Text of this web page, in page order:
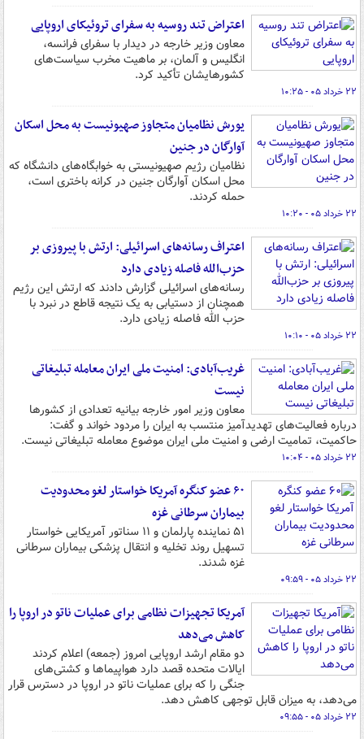
اعتراض تند روسیه به سفرای تروئیکای اروپایی
معاون وزیر خارجه در دیدار با سفرای فرانسه،
انگلیس و آلمان، بر ماهیت مخرب سیاست‌های
کشورهایشان تأکید کرد.
۲۲ خرداد ۰۵ - ۱۰:۲۵
یورش نظامیان متجاوز صهیونیست به محل اسکان
آوارگان در جنین
نظامیان رژیم صهیونیستی به خوابگاه‌های دانشگاه که
محل اسکان آوارگان جنین در کرانه باختری است،
حمله کردند.
۲۲ خرداد ۰۵ - ۱۰:۲۰
اعتراف رسانه‌های اسرائیلی: ارتش با پیروزی بر
حزب‌الله فاصله زیادی دارد
رسانه‌های اسرائیلی گزارش دادند که ارتش این رژیم
همچنان از دستیابی به یک نتیجه قاطع در نبرد با
حزب الله فاصله زیادی دارد.
۲۲ خرداد ۰۵ - ۱۰:۱۰
غریب‌آبادی: امنیت ملی ایران معامله تبلیغاتی
نیست
معاون وزیر امور خارجه بیانیه تعدادی از کشورها
درباره فعالیت‌های تهدیدآمیز منتسب به ایران را مردود خواند و گفت:
حاکمیت، تمامیت ارضی و امنیت ملی ایران موضوع معامله تبلیغاتی نیست.
۲۲ خرداد ۰۵ - ۱۰:۰۴
۶۰ عضو کنگره آمریکا خواستار لغو محدودیت
بیماران سرطانی غزه
۵۱ نماینده پارلمان و ۱۱ سناتور آمریکایی خواستار
تسهیل روند تخلیه و انتقال پزشکی بیماران سرطانی
غزه شدند.
۲۲ خرداد ۰۵ - ۰۹:۵۹
آمریکا تجهیزات نظامی برای عملیات ناتو در اروپا را
کاهش می‌دهد
دو مقام ارشد اروپایی امروز (جمعه) اعلام کردند
ایالات متحده قصد دارد هواپیماها و کشتی‌های
جنگی را که برای عملیات ناتو در اروپا در دسترس قرار
می‌دهد، به میزان قابل توجهی کاهش دهد.
۲۲ خرداد ۰۵ - ۰۹:۵۵